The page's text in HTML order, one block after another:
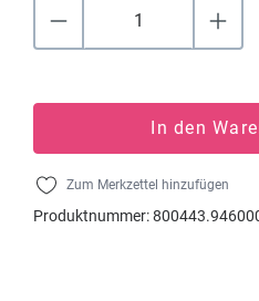
In den
Zum Merkzettel hinzufügen
Produktnummer: